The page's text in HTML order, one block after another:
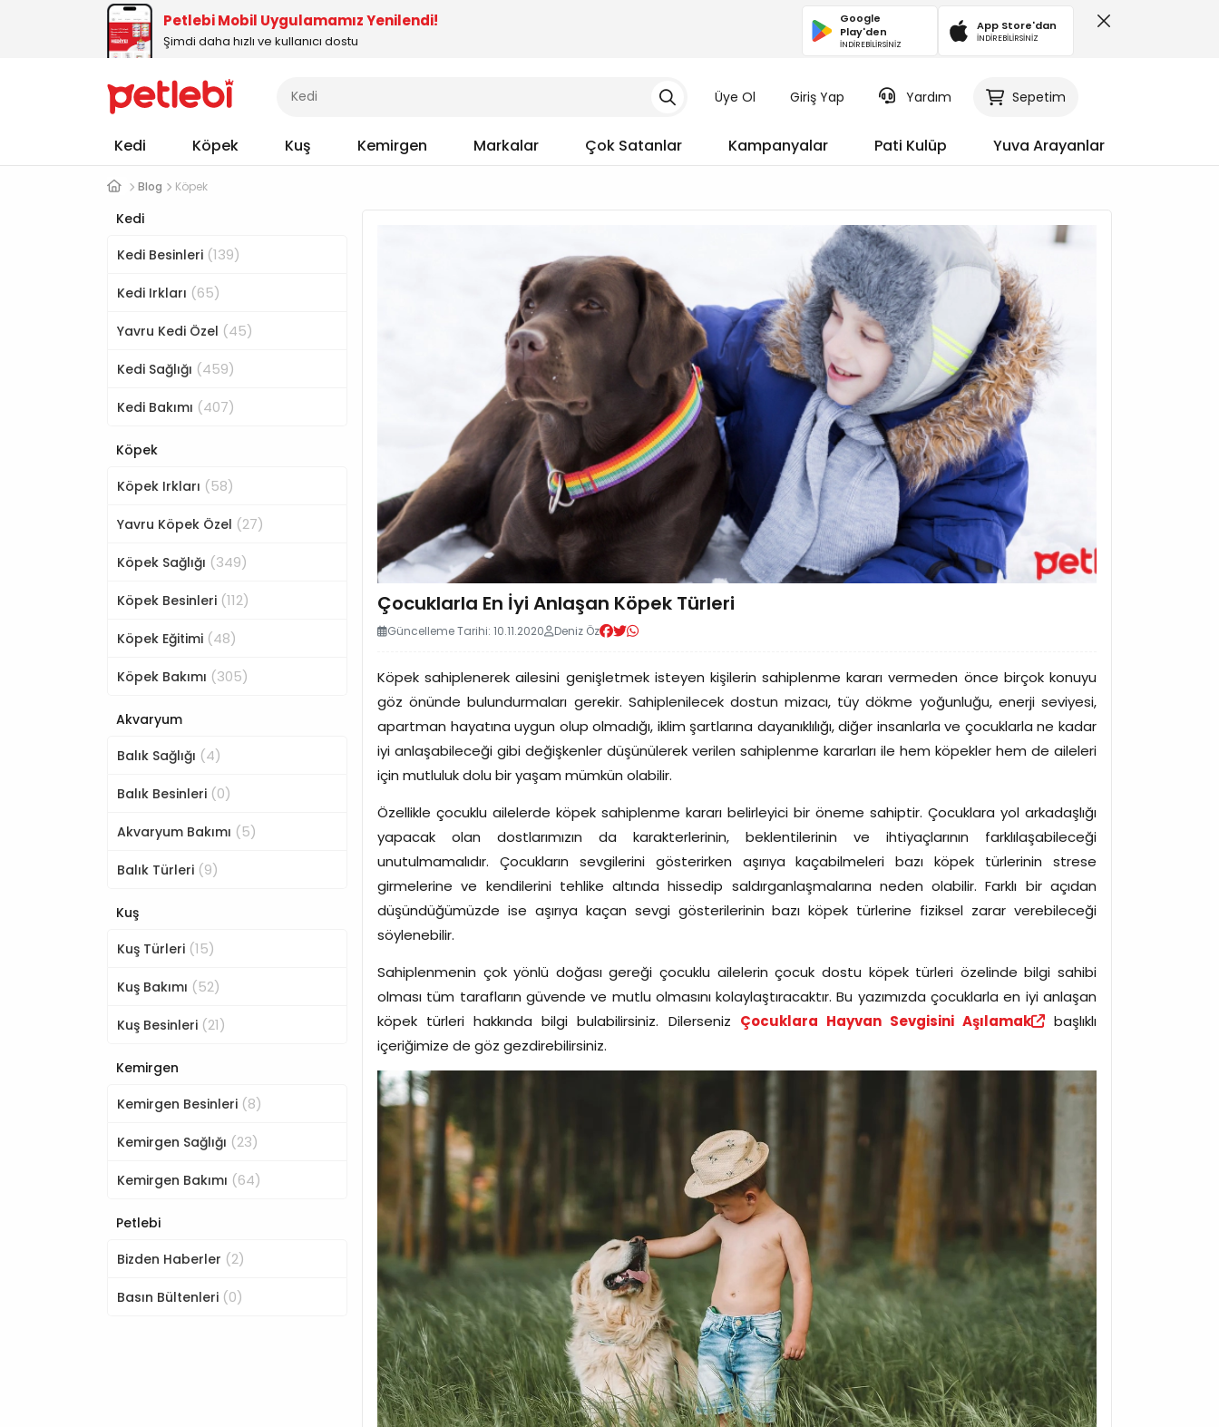
Petlebi Mobil Uygulamamız Yenilendi!
Şimdi daha hızlı ve kullanıcı dostu
Google
Play'den
İNDİREBİLİRSİNİZ
App Store'dan
İNDİREBİLİRSİNİZ
Üye Ol Giriş Yap Yardım Sepetim
Kedi Köpek Kuş Kemirgen Markalar Çok Satanlar Kampanyalar Pati Kulüp Yuva Arayanlar
Blog Köpek
Çocuklarla En İyi Anlaşan Köpek Türleri
Güncelleme Tarihi: 10.11.2020 Deniz Öz
Köpek sahiplenerek ailesini genişletmek isteyen kişilerin sahiplenme kararı vermeden önce birçok konuyu
göz önünde bulundurmaları gerekir. Sahiplenilecek dostun mizacı, tüy dökme yoğunluğu, enerji seviyesi,
apartman hayatına uygun olup olmadığı, iklim şartlarına dayanıklılığı, diğer insanlarla ve çocuklarla ne kadar
iyi anlaşabileceği gibi değişkenler düşünülerek verilen sahiplenme kararları ile hem köpekler hem de aileleri
için mutluluk dolu bir yaşam mümkün olabilir.
Özellikle çocuklu ailelerde köpek sahiplenme kararı belirleyici bir öneme sahiptir. Çocuklara yol arkadaşlığı
yapacak olan dostlarımızın da karakterlerinin, beklentilerinin ve ihtiyaçlarının farklılaşabileceği
unutulmamalıdır. Çocukların sevgilerini gösterirken aşırıya kaçabilmeleri bazı köpek türlerinin strese
girmelerine ve kendilerini tehlike altında hissedip saldırganlaşmalarına neden olabilir. Farklı bir açıdan
düşündüğümüzde ise aşırıya kaçan sevgi gösterilerinin bazı köpek türlerine fiziksel zarar verebileceği
söylenebilir.
Sahiplenmenin çok yönlü doğası gereği çocuklu ailelerin çocuk dostu köpek türleri özelinde bilgi sahibi
olması tüm tarafların güvende ve mutlu olmasını kolaylaştıracaktır. Bu yazımızda çocuklarla en iyi anlaşan
köpek türleri hakkında bilgi bulabilirsiniz. Dilerseniz Çocuklara Hayvan Sevgisini Aşılamak
başlıklı
içeriğimize de göz gezdirebilirsiniz.
Kedi
Kedi Besinleri (139)
Kedi Irkları (65)
Yavru Kedi Özel (45)
Kedi Sağlığı (459)
Kedi Bakımı (407)
Köpek
Köpek Irkları (58)
Yavru Köpek Özel (27)
Köpek Sağlığı (349)
Köpek Besinleri (112)
Köpek Eğitimi (48)
Köpek Bakımı (305)
Akvaryum
Balık Sağlığı (4)
Balık Besinleri (0)
Akvaryum Bakımı (5)
Balık Türleri (9)
Kuş
Kuş Türleri (15)
Kuş Bakımı (52)
Kuş Besinleri (21)
Kemirgen
Kemirgen Besinleri (8)
Kemirgen Sağlığı (23)
Kemirgen Bakımı (64)
Petlebi
Bizden Haberler (2)
Basın Bültenleri (0)